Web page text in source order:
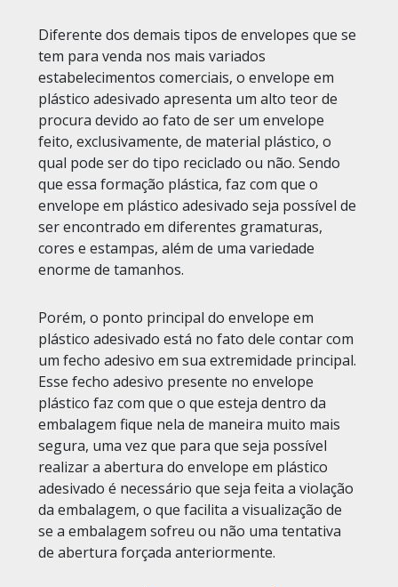
Diferente dos demais tipos de envelopes que se
tem para venda nos mais variados
estabelecimentos comerciais, o envelope em
plástico adesivado apresenta um alto teor de
procura devido ao fato de ser um envelope
feito, exclusivamente, de material plástico, o
qual pode ser do tipo reciclado ou não. Sendo
que essa formação plástica, faz com que o
envelope em plástico adesivado seja possível de
ser encontrado em diferentes gramaturas,
cores e estampas, além de uma variedade
enorme de tamanhos.
Porém, o ponto principal do envelope em
plástico adesivado está no fato dele contar com
um fecho adesivo em sua extremidade principal.
Esse fecho adesivo presente no envelope
plástico faz com que o que esteja dentro da
embalagem fique nela de maneira muito mais
segura, uma vez que para que seja possível
realizar a abertura do envelope em plástico
adesivado é necessário que seja feita a violação
da embalagem, o que facilita a visualização de
se a embalagem sofreu ou não uma tentativa
de abertura forçada anteriormente.